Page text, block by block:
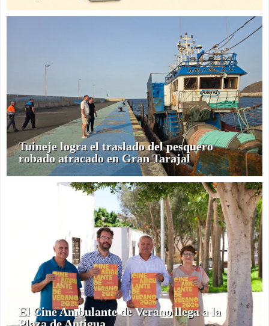
Tuineje logra el traslado del pesquero
robado atracado en Gran Tarajal
El Cine Ambulante de Verano llega a la